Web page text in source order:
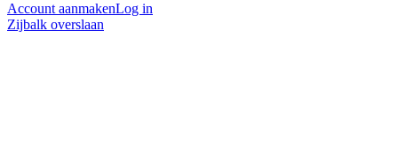
Account aanmakenLog in
Zijbalk overslaan